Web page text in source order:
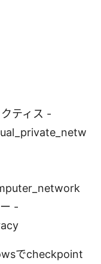
ティス -
-
でcheckpoint